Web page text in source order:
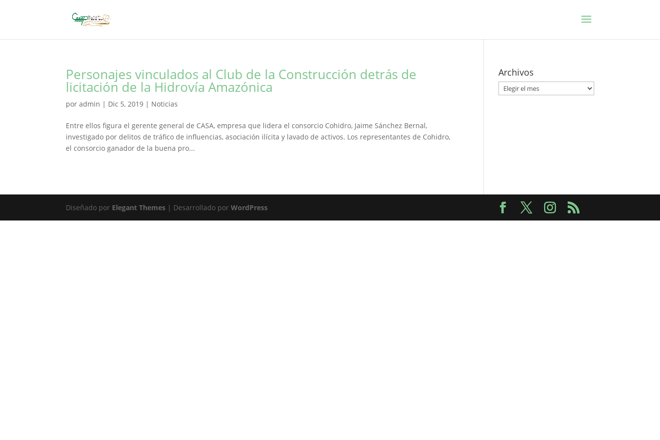
Personajes vinculados al Club de la Construcción detrás de
licitación de la Hidrovía Amazónica
poradmin | Dic 5, 2019 | Noticias
Entre ellos figura el gerente general de CASA, empresa que lidera el consorcio Cohidro, Jaime Sánchez Bernal,
investigado por delitos de tráfico de influencias, asociación ilícita y lavado de activos. Los representantes de Cohidro,
el consorcio ganador de la buena pro...
Archivos
Archivos
Diseñado por Elegant Themes | Desarrollado porWordPress